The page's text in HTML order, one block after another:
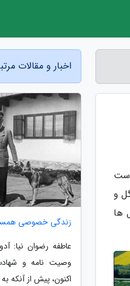
و
ها
اخبار و مقالات
زندگی خصوصی
عاطفه رضوان نیا:
وصیت نامه و
اکنون، پیش از آنکه